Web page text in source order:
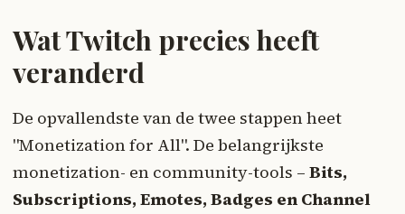
Wat Twitch precies heeft
veranderd
De opvallendste van de twee stappen heet
"Monetization for All". De belangrijkste
monetization- en community-tools – Bits,
Subscriptions, Emotes, Badges en Channel